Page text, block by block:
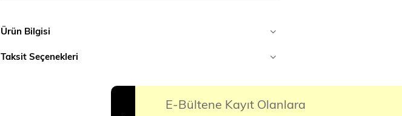
Ürün Bilgisi
Taksit Seçenekleri
E-Bültene Kayıt Olanlara